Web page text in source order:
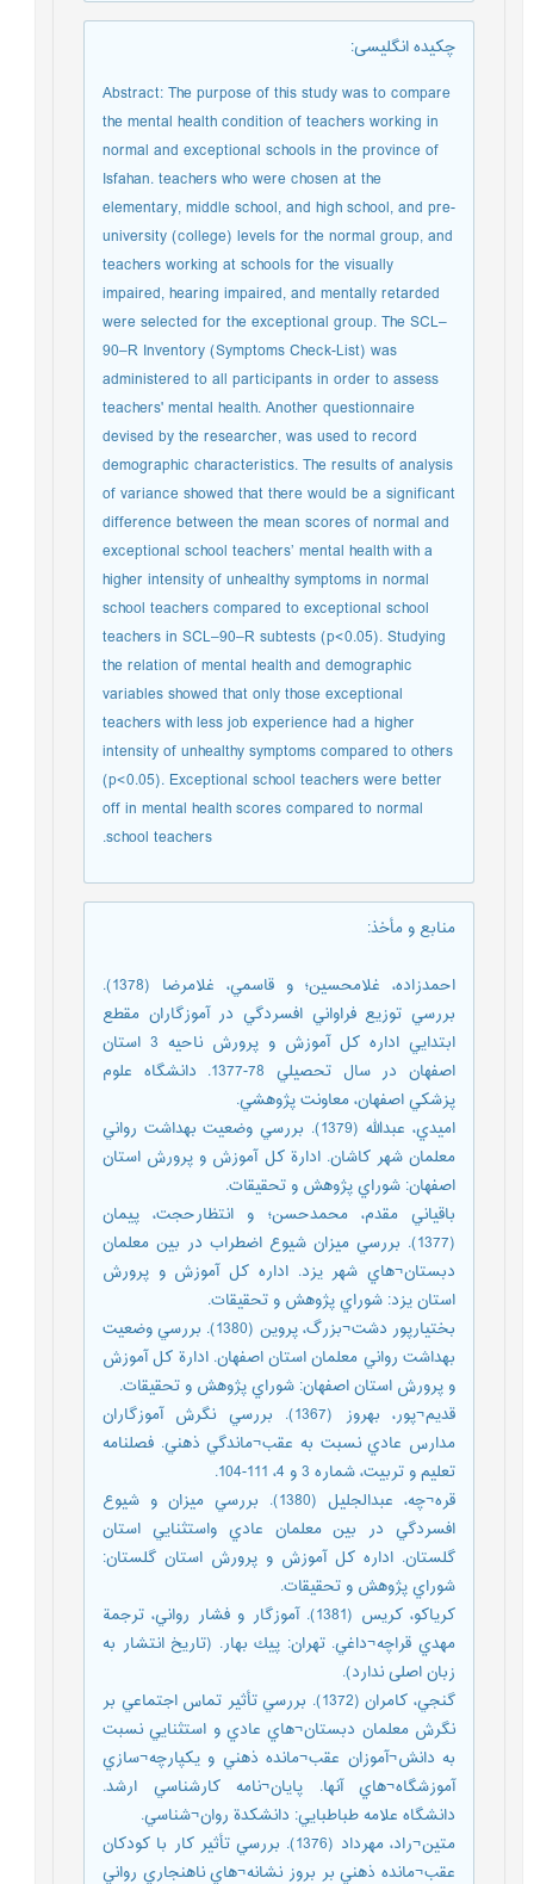
چکیده انگلیسی:
Abstract: The purpose of this study was to compare
the mental health condition of teachers working in
normal and exceptional schools in the province of
Isfahan. teachers who were chosen at the
elementary, middle school, and high school, and pre-
university (college) levels for the normal group, and
teachers working at schools for the visually
impaired, hearing impaired, and mentally retarded
were selected for the exceptional group. The SCL–
90–R Inventory (Symptoms Check-List) was
administered to all participants in order to assess
teachers' mental health. Another questionnaire
devised by the researcher, was used to record
demographic characteristics. The results of analysis
of variance showed that there would be a significant
difference between the mean scores of normal and
exceptional school teachers’ mental health with a
higher intensity of unhealthy symptoms in normal
school teachers compared to exceptional school
teachers in SCL–90–R subtests (p<0.05). Studying
the relation of mental health and demographic
variables showed that only those exceptional
teachers with less job experience had a higher
intensity of unhealthy symptoms compared to others
(p<0.05). Exceptional school teachers were better
off in mental health scores compared to normal
school teachers.
منابع و مأخذ:
احمدزاده، غلامحسين؛ و قاسمي، غلامرضا (1378).
بررسي توزيع فراواني افسردگي در آموزگاران مقطع
ابتدايي اداره كل آموزش و پرورش ناحيه 3 استان
اصفهان در سال تحصيلي 78-1377. دانشگاه علوم
پزشكي اصفهان، معاونت پژوهشي.
اميدي، عبدالله (1379). بررسي وضعيت بهداشت رواني
معلمان شهر كاشان. ادارة كل آموزش و پرورش استان
اصفهان: شوراي پژوهش و تحقيقات.
باقياني مقدم، محمدحسن؛ و انتظارحجت، پيمان
(1377). بررسي ميزان شيوع اضطراب در بين معلمان
دبستان¬هاي شهر يزد. اداره كل آموزش و پرورش
استان يزد: شوراي پژوهش و تحقيقات.
بختيارپور دشت¬بزرگ، پروين (1380). بررسي وضعيت
بهداشت رواني معلمان استان اصفهان. ادارة كل آموزش
و پرورش استان اصفهان: شوراي پژوهش و تحقيقات.
قديم¬پور، بهروز (1367). بررسي نگرش آموزگاران
مدارس عادي نسبت به عقب¬ماندگي ذهني. فصلنامه
تعليم و تربيت، شماره 3 و 4، 111-104.
قره¬چه، عبدالجليل (1380). بررسي ميزان و شيوع
افسردگي در بين معلمان عادي واستثنایي استان
گلستان. اداره كل آموزش و پرورش استان گلستان:
شوراي پژوهش و تحقيقات.
كرياكو، كريس (1381). آموزگار و فشار رواني، ترجمة
مهدي قراچه¬داغي. تهران: پيك بهار. (تاریخ انتشار به
زبان اصلی ندارد).
گنجي، كامران (1372). بررسي تأثير تماس اجتماعي بر
نگرش معلمان دبستان¬هاي عادي و استثنایي نسبت
به دانش¬آموزان عقب¬مانده ذهني و يكپارچه¬سازي
آموزشگاه¬هاي آنها. پايان¬نامه كارشناسي ارشد.
دانشگاه علامه طباطبایي: دانشكدة روان¬شناسي.
متين¬راد، مهرداد (1376). بررسي تأثير كار با كودكان
عقب¬مانده ذهني بر بروز نشانه¬هاي ناهنجاري رواني